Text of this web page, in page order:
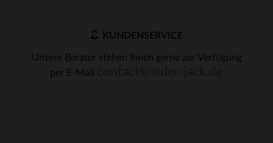
KUNDENSERVICE
Unsere Berater stehen Ihnen gerne zur Verfügung
per E-Mail